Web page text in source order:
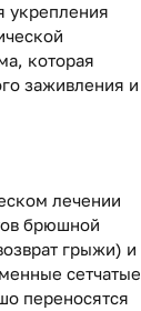
укрепления
которая
заживления и
лечении
брюшной
грыжи) и
сетчатые
переносятся